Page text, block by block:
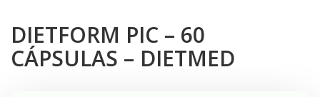
DIETFORM PIC – 60
CÁPSULAS – DIETMED